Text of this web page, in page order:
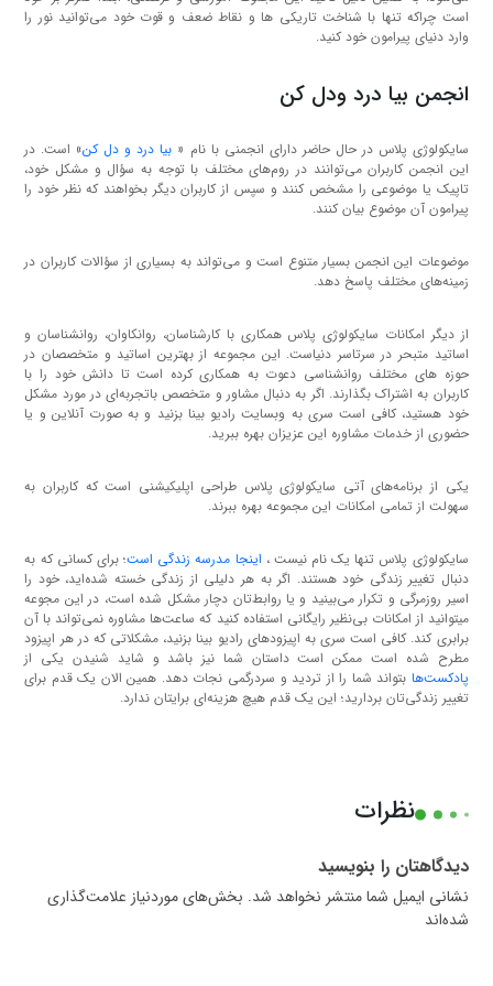
است چراکه تنها با شناخت تاریکی ها و نقاط ضعف و قوت خود می‌توانید نور را
وارد دنیای پیرامون خود کنید.
انجمن بیا درد ودل کن
سایکولوژی پلاس در حال حاضر دارای انجمنی با نام « بیا درد و دل کن» است. در
این انجمن کاربران می‌توانند در روم‌های مختلف با توجه به سؤال و مشکل خود،
تاپیک یا موضوعی را مشخص کنند و سپس از کاربران دیگر بخواهند که نظر خود را
پیرامون آن موضوع بیان کنند.
موضوعات این انجمن بسیار متنوع است و می‌تواند به بسیاری از سؤالات کاربران در
زمینه‌های مختلف پاسخ دهد.
از دیگر امکانات سایکولوژی پلاس همکاری با کارشناسان، روانکاوان، روانشناسان و
اساتید متبحر در سرتاسر دنیاست. این مجموعه از بهترین اساتید و متخصصان در
حوزه های مختلف روانشناسی دعوت به همکاری کرده است تا دانش خود را با
کاربران به اشتراک بگذارند. اگر به دنبال مشاور و متخصص باتجربه‌ای در مورد مشکل
خود هستید، کافی است سری به وبسایت رادیو بینا بزنید و به صورت آنلاین و یا
حضوری از خدمات مشاوره این عزیزان بهره ببرید.
یکی از برنامه‌های آتی سایکولوژی پلاس طراحی اپلیکیشنی است که کاربران به
سهولت از تمامی امکانات این مجموعه بهره ببرند.
سایکولوژی پلاس تنها یک نام نیست ، اینجا مدرسه‌ زندگی است؛ برای کسانی که به
دنبال تغییر زندگی خود هستند. اگر به هر دلیلی از زندگی خسته شده‌اید، خود را
اسیر روزمرگی و تکرار می‌بینید و یا روابط‌تان دچار مشکل شده است، در این مجوعه
میتوانید از امکانات بی‌نظیر رایگانی استفاده کنید که ساعت‌ها مشاوره نمی‌تواند با آن
برابری کند. کافی است سری به اپیزودهای رادیو بینا بزنید، مشکلاتی که در هر اپیزود
مطرح شده است ممکن است داستان شما نیز باشد و شاید شنیدن یکی از
پادکست‌ها بتواند شما را از تردید و سردرگمی نجات دهد. همین الان یک قدم برای
تغییر زندگی‌تان بردارید؛ این یک قدم هیچ هزینه‌ای برایتان ندارد.
نظرات
دیدگاهتان را بنویسید
نشانی ایمیل شما منتشر نخواهد شد. بخش‌های موردنیاز علامت‌گذاری
شده‌اند